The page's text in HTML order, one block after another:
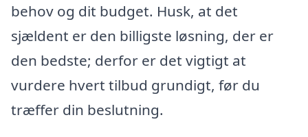
behov og dit budget. Husk, at det
sjældent er den billigste løsning, der er
den bedste; derfor er det vigtigt at
vurdere hvert tilbud grundigt, før du
træffer din beslutning.